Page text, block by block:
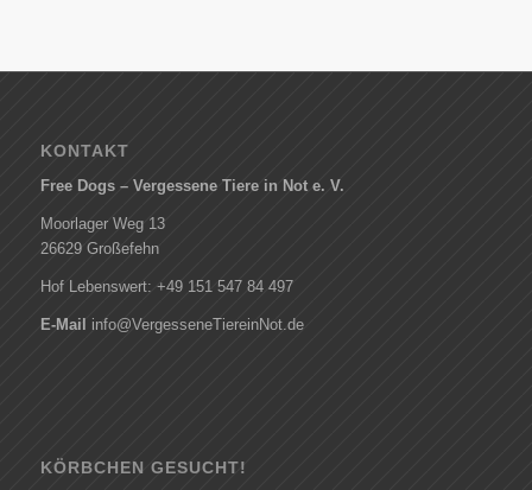
KONTAKT
Free Dogs – Vergessene Tiere in Not e. V.
Moorlager Weg 13
26629 Großefehn
Hof Lebenswert: +49 151 547 84 497
E-Mail info@VergesseneTiereinNot.de
KÖRBCHEN GESUCHT!